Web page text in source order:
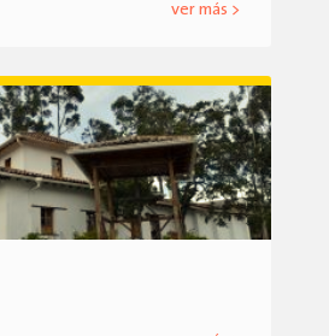
ver más >